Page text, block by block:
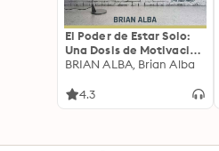
El Poder de Estar Solo:
Una Dosis de Motivación
Acompañada de Ideas
una Vida Mejor
BRIAN ALBA, Brian Alba
4.3